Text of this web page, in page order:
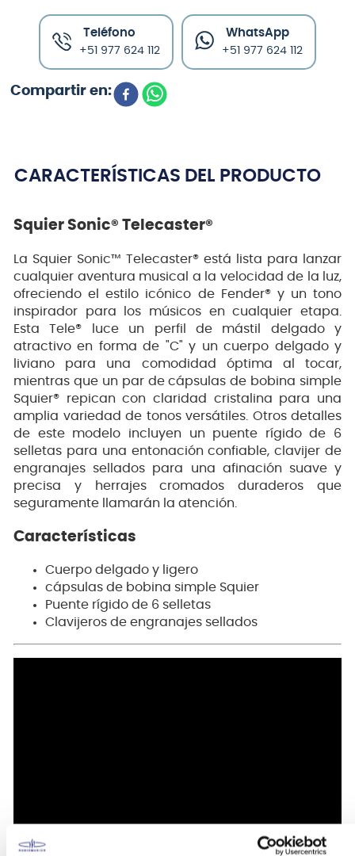
Teléfono
+51 977 624 112
WhatsApp
+51 977 624 112
CARACTERÍSTICAS DEL PRODUCTO
Squier Sonic® Telecaster®
La Squier Sonic™ Telecaster® está lista para lanzar
cualquier aventura musical a la velocidad de la luz,
ofreciendo el estilo icónico de Fender® y un tono
inspirador para los músicos en cualquier etapa.
Esta Tele® luce un perfil de mástil delgado y
atractivo en forma de "C" y un cuerpo delgado y
liviano para una comodidad óptima al tocar,
mientras que un par de cápsulas de bobina simple
Squier® repican con claridad cristalina para una
amplia variedad de tonos versátiles. Otros detalles
de este modelo incluyen un puente rígido de 6
selletas para una entonación confiable, clavijer de
engranajes sellados para una afinación suave y
precisa y herrajes cromados duraderos que
seguramente llamarán la atención.
Características
Cuerpo delgado y ligero
cápsulas de bobina simple Squier
Puente rígido de 6 selletas
Clavijeros de engranajes sellados